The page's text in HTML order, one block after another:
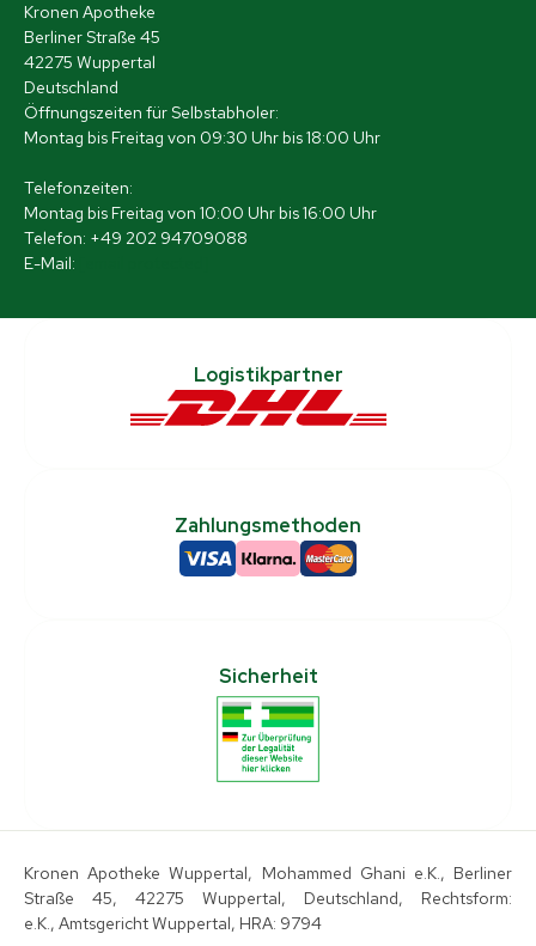
Kronen Apotheke
Berliner Straße 45
42275 Wuppertal
Deutschland
Öffnungszeiten für Selbstabholer:
Montag bis Freitag von 09:30 Uhr bis 18:00 Uhr
Telefonzeiten:
Montag bis Freitag von 10:00 Uhr bis 16:00 Uhr
Telefon: +49 202 94709088
E-Mail:
Logistikpartner
Zahlungsmethoden
Sicherheit
Kronen Apotheke Wuppertal, Mohammed Ghani e.K., Berliner
Straße 45, 42275 Wuppertal, Deutschland, Rechtsform:
e.K., Amtsgericht Wuppertal, HRA: 9794